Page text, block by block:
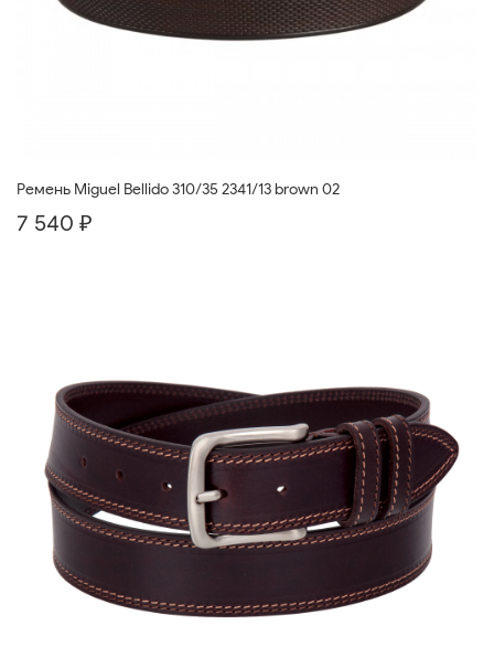
Ремень Miguel Bellido 310/35 2341/13 brown 02
7 540 ₽